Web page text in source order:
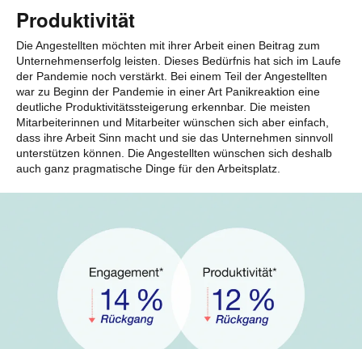
Produktivität
Die Angestellten möchten mit ihrer Arbeit einen Beitrag zum
Unternehmenserfolg leisten. Dieses Bedürfnis hat sich im Laufe
der Pandemie noch verstärkt. Bei einem Teil der Angestellten
war zu Beginn der Pandemie in einer Art Panikreaktion eine
deutliche Produktivitätssteigerung erkennbar. Die meisten
Mitarbeiterinnen und Mitarbeiter wünschen sich aber einfach,
dass ihre Arbeit Sinn macht und sie das Unternehmen sinnvoll
unterstützen können. Die Angestellten wünschen sich deshalb
auch ganz pragmatische Dinge für den Arbeitsplatz.